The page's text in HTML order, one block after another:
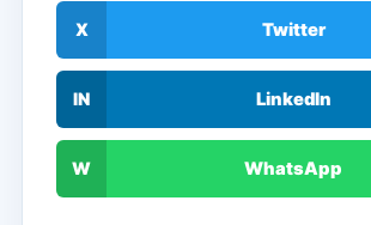
X Twitter
IN LinkedIn
W WhatsApp